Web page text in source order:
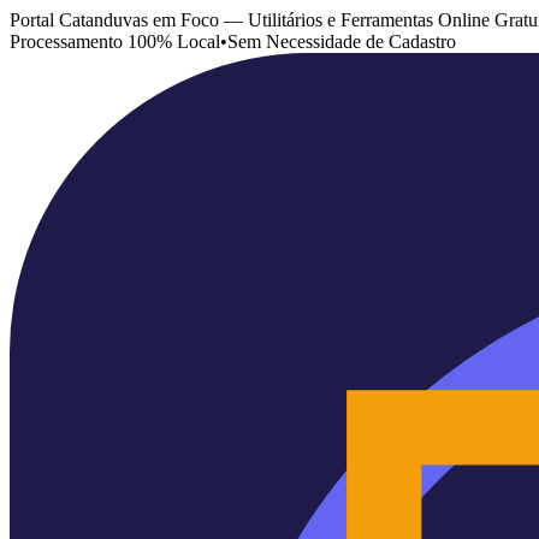
Portal Catanduvas em Foco — Utilitários e Ferramentas Online
Processamento 100% Local•Sem Necessidade de Cadastro